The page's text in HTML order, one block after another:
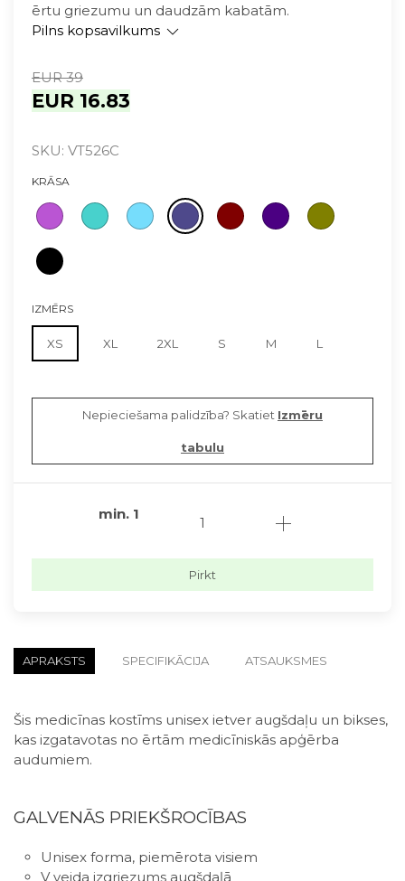
ērtu griezumu un daudzām kabatām.
Pilns kopsavilkums
EUR 39
EUR 16.83
SKU: VT526C
KRĀSA
IZMĒRS
XS XL 2XL S M L
Nepieciešama palidzība? Skatiet Izmēru
tabulu
min. 1
Pirkt
APRAKSTS SPECIFIKĀCIJA ATSAUKSMES
Šis medicīnas kostīms unisex ietver augšdaļu un bikses,
kas izgatavotas no ērtām medicīniskās apģērba
audumiem.
GALVENĀS PRIEKŠROCĪBAS
Unisex forma, piemērota visiem
V veida izgriezums augšdaļā